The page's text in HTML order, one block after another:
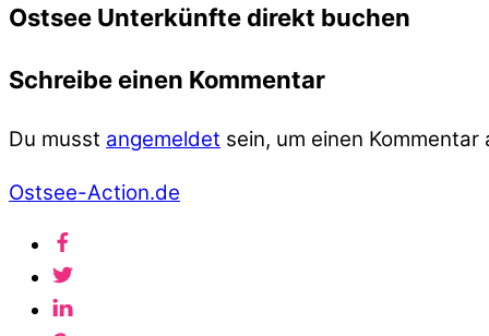
Ostsee Unterkünfte direkt buchen
Schreibe einen Kommentar
Du musst angemeldet sein, um einen Kommentar
Ostsee-Action.de